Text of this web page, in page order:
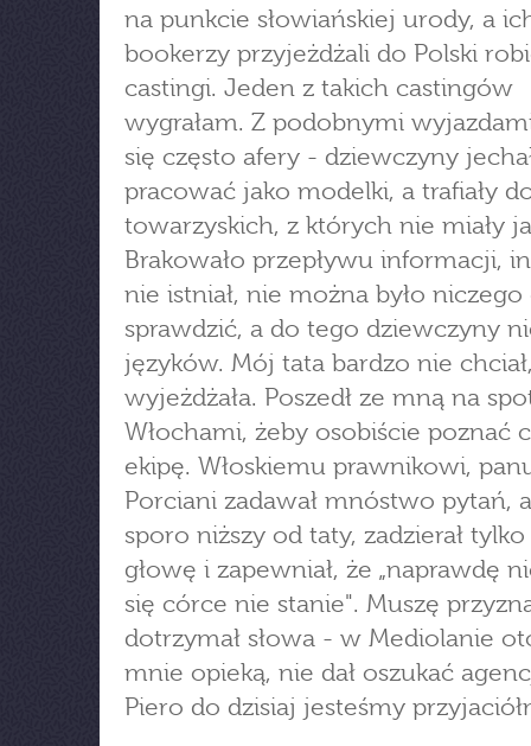
na punkcie słowiańskiej urody, a
bookerzy przyjeżdżali do Polski
castingi. Jeden z takich castingów
wygrałam. Z podobnymi
się często afery - dziewczyny
pracować jako modelki, a trafiały
towarzyskich, z których nie miały
Brakowało przepływu informacji,
nie istniał, nie można było
sprawdzić, a do tego dziewczyny
języków. Mój tata bardzo nie
wyjeżdżała. Poszedł ze mną na
Włochami, żeby osobiście poznać
ekipę. Włoskiemu prawnikowi,
Porciani zadawał mnóstwo pytań,
sporo niższy od taty, zadzierał
głowę i zapewniał, że „naprawdę
się córce nie stanie". Muszę
dotrzymał słowa - w Mediolanie
mnie opieką, nie dał oszukać
Piero do dzisiaj jesteśmy